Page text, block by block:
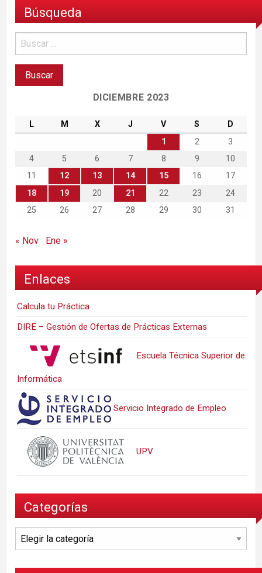
Búsqueda
DICIEMBRE 2023
L M X J V S
D
1
2
3
4
5 6 7 8 9
10
11
12 13 14 15 16
17
18
19 20 21 22 23
24
25
26 27 28 29 30 31
« Nov Ene »
Enlaces
Calcula tu Práctica
DIRE – Gestión de Ofertas de Prácticas Externas
Escuela Técnica Superior de
Informática
Servicio Integrado de Empleo
UPV
Categorías
Categorías